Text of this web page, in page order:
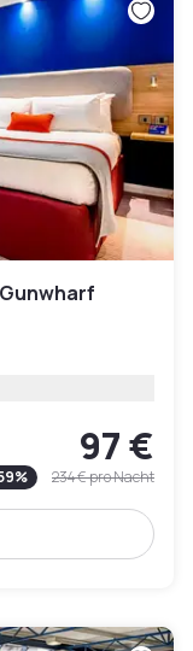
97 €
% 234 €pro Nacht